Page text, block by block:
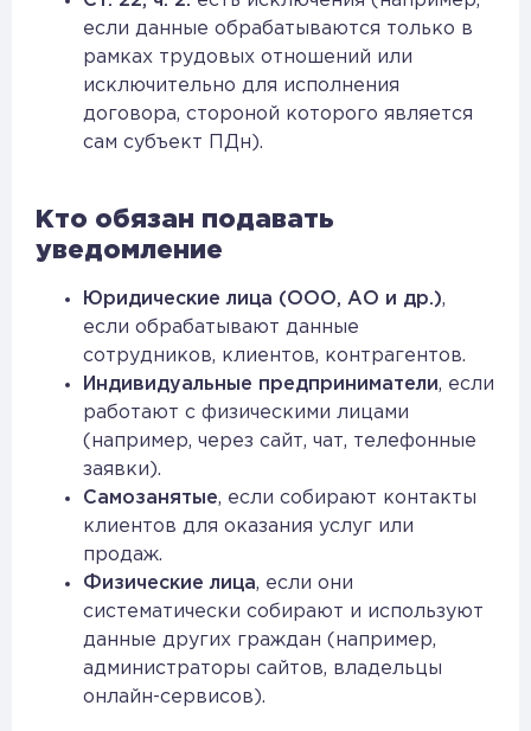
если данные обрабатываются только в
рамках трудовых отношений или
исключительно для исполнения
договора, стороной которого является
сам субъект ПДн).
Кто обязан подавать
уведомление
Юридические лица (ООО, АО и др.),
если обрабатывают данные
сотрудников, клиентов, контрагентов.
Индивидуальные предприниматели, если
работают с физическими лицами
(например, через сайт, чат, телефонные
заявки).
Самозанятые, если собирают контакты
клиентов для оказания услуг или
продаж.
Физические лица, если они
систематически собирают и используют
данные других граждан (например,
администраторы сайтов, владельцы
онлайн-сервисов).